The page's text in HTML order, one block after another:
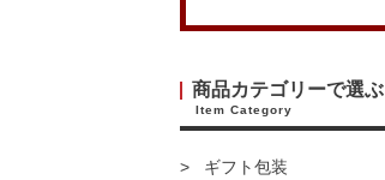
商品カテゴリーで選ぶ
Item Category
ギフト包装